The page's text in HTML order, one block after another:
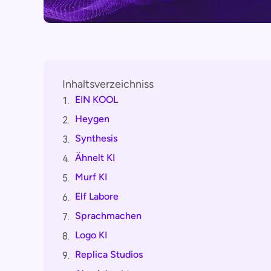
Inhaltsverzeichniss
1. EIN KOOL
2. Heygen
3. Synthesis
4. Ähnelt KI
5. Murf KI
6. Elf Labore
7. Sprachmachen
8. Logo KI
9. Replica Studios